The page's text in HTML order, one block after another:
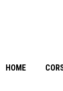
HOME